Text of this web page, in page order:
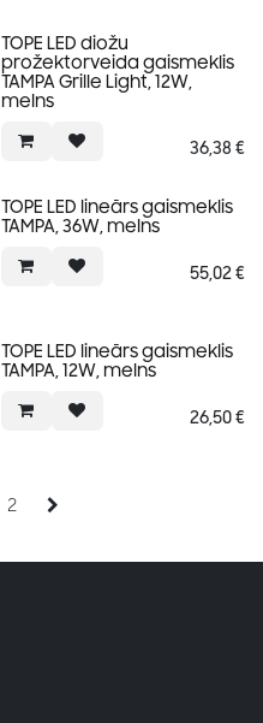
TOPE LED diožu
prožektorveida gaismeklis
TAMPA Grille Light, 12W,
melns
36,38 €
TOPE LED lineārs gaismeklis
TAMPA, 36W, melns
55,02€
TOPE LED lineārs gaismeklis
TAMPA, 12W, melns
26,50€
2